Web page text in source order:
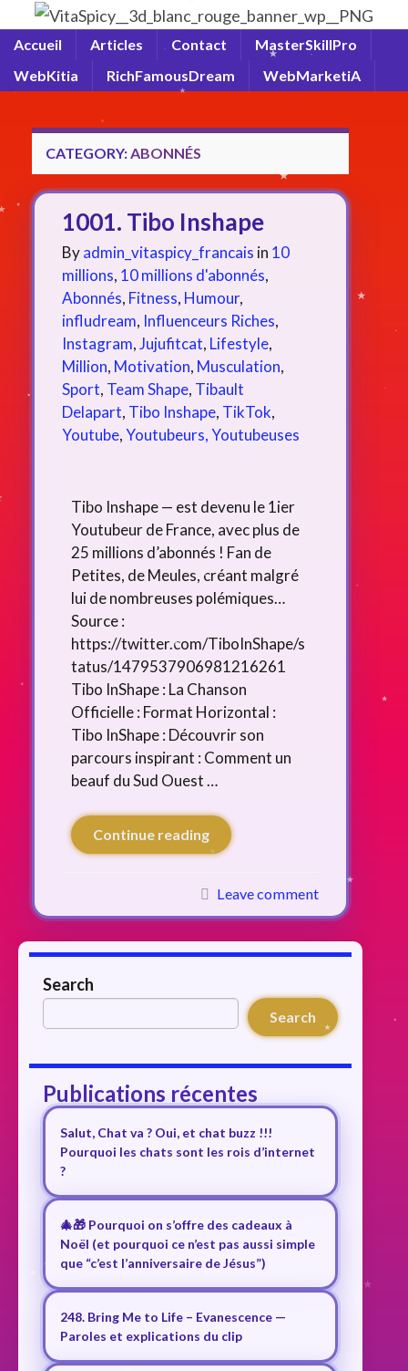
Accueil Articles Contact
MasterSkillPro
WebKitia
RichFamousDream WebMarketiA
CATEGORY:ABONNÉS
1001. Tibo Inshape
Byadmin_vitaspicy_francais in 10
millions, 10 millions d'abonnés,
Abonnés, Fitness, Humour,
infludream, Influenceurs Riches,
Instagram,Jujufitcat, Lifestyle,
Million, Motivation, Musculation,
Sport, Team Shape, Tibault
Delapart, Tibo Inshape, TikTok,
Youtube,Youtubeurs, Youtubeuses
Tibo Inshape — est devenu le 1ier
Youtubeur de France, avec plus de
25 millions d’abonnés ! Fan de
Petites, de Meules, créant malgré
lui de nombreuses polémiques…
Source :
https://twitter.com/TiboInShape/s
tatus/1479537906981216261
Tibo InShape : La Chanson
Officielle : Format Horizontal :
Tibo InShape : Découvrir son
parcours inspirant : Comment un
beauf du Sud Ouest …
Continue reading
Leave comment
Search
Search
Publications récentes
Salut, Chat va ? Oui, et chat buzz !!!
Pourquoi les chats sont les rois d’internet
?
🎄🎁 Pourquoi on s’offre des cadeaux à
Noël (et pourquoi ce n’est pas aussi simple
que “c’est l’anniversaire de Jésus”)
248. Bring Me to Life – Evanescence —
Paroles et explications du clip